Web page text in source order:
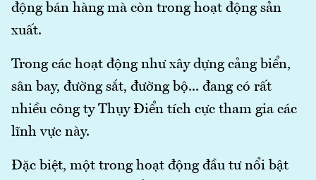
động bán hàng mà còn trong hoạt động sản
xuất.
Trong các hoạt động như xây dựng cảng biển,
sân bay, đường sắt, đường bộ... đang có rất
nhiều công ty Thụy Điển tích cực tham gia các
lĩnh vực này.
Đặc biệt, một trong hoạt động đầu tư nổi bật